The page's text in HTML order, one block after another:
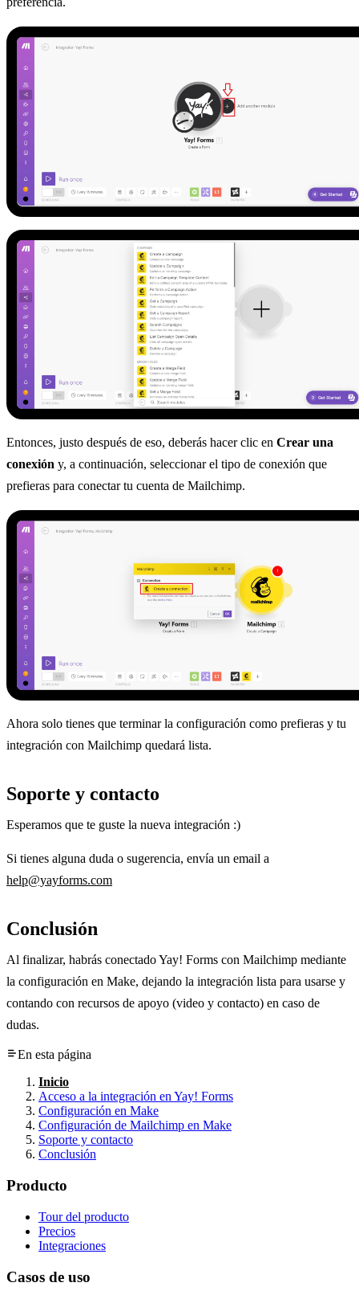
Entonces, justo después de eso, deberás hacer clic en Crear una
conexión y, a continuación, seleccionar el tipo de conexión que
prefieras para conectar tu cuenta de Mailchimp.
Ahora solo tienes que terminar la configuración como prefieras y tu
integración con Mailchimp quedará lista.
Soporte y contacto
Esperamos que te guste la nueva integración :)
Si tienes alguna duda o sugerencia, envía un email a
help@yayforms.com
Conclusión
Al finalizar, habrás conectado Yay! Forms con Mailchimp mediante
la configuración en Make, dejando la integración lista para usarse y
contando con recursos de apoyo (video y contacto) en caso de
dudas.
En esta página
Inicio
Acceso a la integración en Yay! Forms
Configuración en Make
Configuración de Mailchimp en Make
Soporte y contacto
Conclusión
Producto
Tour del producto
Precios
Integraciones
Casos de uso